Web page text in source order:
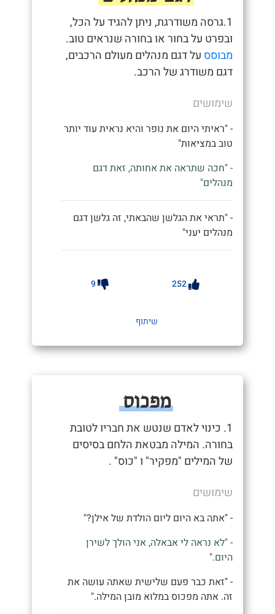
1.גרסה משודרגת, ניתן להגיד על הכל,
ובפרט על בחור או בחורה שנראים טוב.
מבוסס על דגם מנהלים מעולם הרכבים,
דגם משודרג של הרכב.
שימושים
- "ראיתי היום את נופר והיא נראית עוד יותר
טוב במציאות"
- "חכה שתראה את אחותה, זאת דגם
מנהלים"
- "תראי את הגלשן שהבאתי, זה גלשן דגם
מנהלים יעני"
252
9
שיתוף
מפכוס
1. כינוי לאדם שנטש את חבריו לטובת
בחורה. המילה מבטאת הלחם בסיסים
של המילים "מפקיר" ו "כוס" .
שימושים
- "אתה בא היום ליום הולדת של אילן?"
- "לא נראה לי אבאלה, אני הולך לשירן
היום."
- "זאת כבר פעם שלישית שאתה עושה את
זה. אתה מפכוס במלוא מובן המילה."